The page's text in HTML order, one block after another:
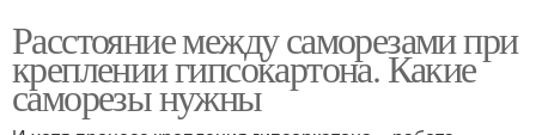
Расстояние между саморезами при
креплении гипсокартона. Какие
саморезы нужны